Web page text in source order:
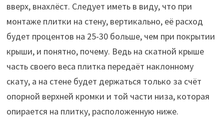
вверх, внахлёст. Следует иметь в виду, что при
монтаже плитки на стену, вертикально, её расход
будет процентов на 25-30 больше, чем при покрытии
крыши, и понятно, почему. Ведь на скатной крыше
часть своего веса плитка передаёт наклонному
скату, а на стене будет держаться только за счёт
опорной верхней кромки и той части низа, которая
опирается на плитку, расположенную ниже.